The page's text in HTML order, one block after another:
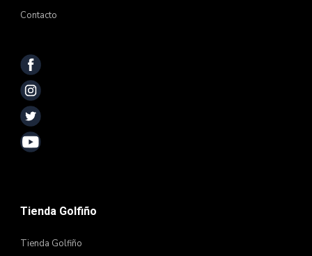
Contacto
Tienda Golfiño
Tienda Golfiño